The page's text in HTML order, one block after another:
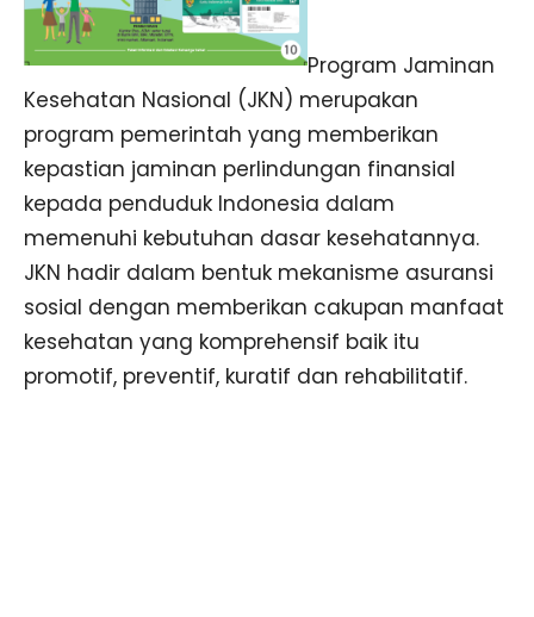
Program Jaminan
Kesehatan Nasional (JKN) merupakan
program pemerintah yang memberikan
kepastian jaminan perlindungan finansial
kepada penduduk Indonesia dalam
memenuhi kebutuhan dasar kesehatannya.
JKN hadir dalam bentuk mekanisme asuransi
sosial dengan memberikan cakupan manfaat
kesehatan yang komprehensif baik itu
promotif, preventif, kuratif dan rehabilitatif.